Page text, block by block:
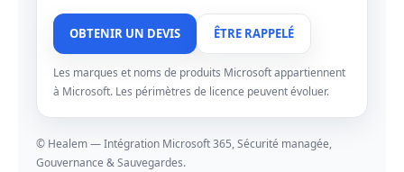
OBTENIR UN DEVIS ÊTRE RAPPELÉ
Les marques et noms de produits Microsoft appartiennent
à Microsoft. Les périmètres de licence peuvent évoluer.
© Healem — Intégration Microsoft 365, Sécurité managée,
Gouvernance & Sauvegardes.